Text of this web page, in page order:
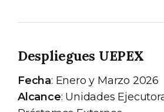
Despliegues UEPEX
Fecha: Enero y Marzo 2026
Alcance: Unidades